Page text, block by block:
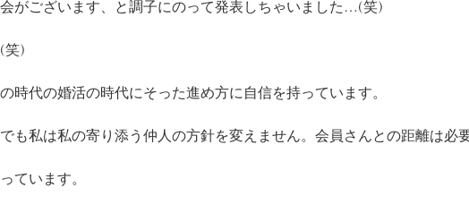
がございます、と調子にのって発表しちゃいました…(笑)
笑)
時代の婚活の時代にそった進め方に自信を持っています。
も私は私の寄り添う仲人の方針を変えません。会員さんとの距離は必
ています。